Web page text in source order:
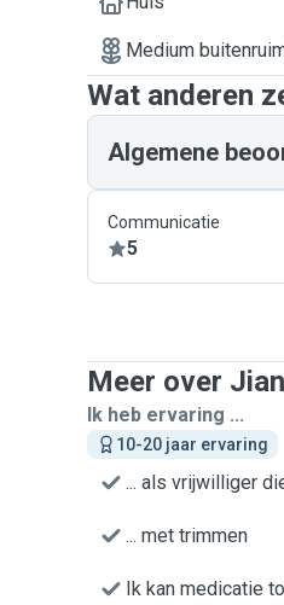
Medium
Wat anderen
Algemene
Communicatie
5
Meer over
Ik heb ervaring ...
10-20 jaar ervaring
... als vrijwilliger
... met trimmen
Ik kan medicatie